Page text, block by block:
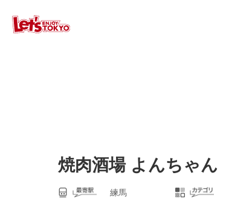
焼肉酒場 よんちゃん
練馬